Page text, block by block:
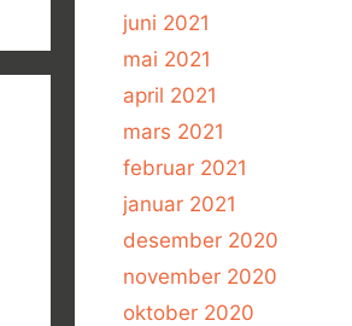
juni 2021
mai 2021
april 2021
mars 2021
februar 2021
januar 2021
desember 2020
november 2020
oktober 2020